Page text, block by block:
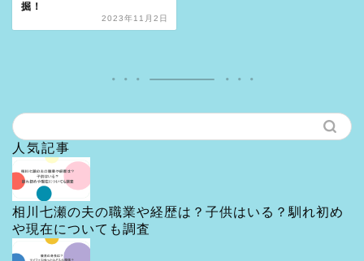
掘！
2023年11月2日
人気記事
相川七瀬の夫の職業や経歴は？子供はいる？馴れ初め
や現在についても調査